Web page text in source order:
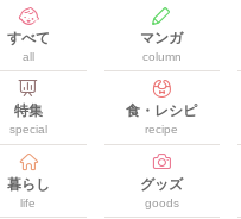
すべて
all
マンガ
column
特集
special
食・レシピ
recipe
暮らし
life
グッズ
goods